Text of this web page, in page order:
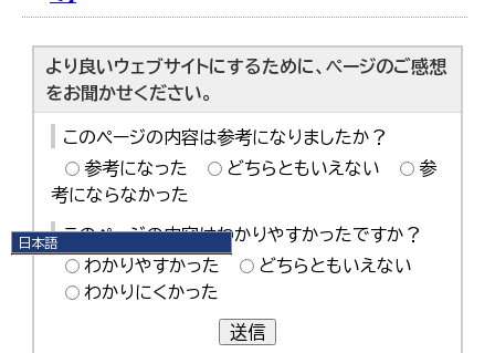
日本語
English
より良いウェブサイトにするために、ページのご感想
をお聞かせください。
このページの内容は参考になりましたか？
参考になった
どちらともいえない
参
考にならなかった
このページの内容はわかりやすかったですか？
わかりやすかった
どちらともいえない
わかりにくかった
送信